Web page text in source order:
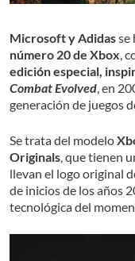
Microsoft y Adidasse
número 20 de Xbox ,
edición especial,
Combat Evolved , en
generación de juegos
Se trata del modelo
Originals , que tienen
llevan el logo original
de inicios de los años
tecnológica del